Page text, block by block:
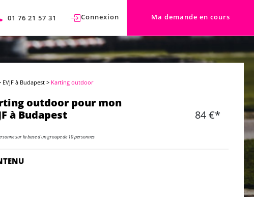
01 76 21 57 31 Connexion Ma demande en cours
EVJF à Budapest > Karting outdoor
outdoor pour mon
à Budapest
84 €*
sur la base d'un groupe de 10 personnes